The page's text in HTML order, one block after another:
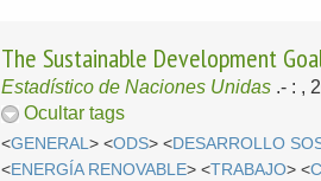
The Sustainable Development
Estadístico de Naciones Unidas .- : ,
Ocultar tags
<GENERAL> <ODS> <DESARROLLO
<ENERGÍA RENOVABLE> <TRABAJO> <